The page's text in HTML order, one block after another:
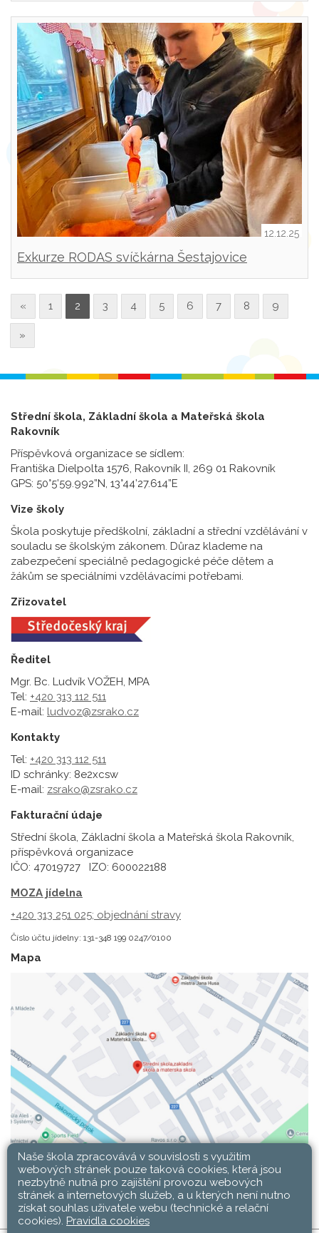
12.12.25
Exkurze RODAS svíčkárna Šestajovice
« 1 2 3 4 5 6 7 8 9
»
Střední škola, Základní škola a Mateřská škola
Rakovník
Příspěvková organizace se sídlem:
Františka Dielpolta 1576, Rakovník II, 269 01 Rakovník
GPS: 50°5’59.992”N, 13°44’27.614”E
Vize školy
Škola poskytuje předškolní, základní a střední vzdělávání v
souladu se školským zákonem. Důraz klademe na
zabezpečení speciálně pedagogické péče dětem a
žákům se speciálními vzdělávacími potřebami.
Zřizovatel
Ředitel
Mgr. Bc. Ludvík VOŽEH, MPA
Tel: +420 313 112 511
E-mail: ludvoz@zsrako.cz
Kontakty
Tel: +420 313 112 511
ID schránky: 8e2xcsw
E-mail: zsrako@zsrako.cz
Fakturační údaje
Střední škola, Základní škola a Mateřská škola Rakovník,
příspěvková organizace
IČO: 47019727 IZO: 600022188
MOZA jídelna
+420 313 251 025; objednání stravy
Číslo účtu jídelny: 131-348 199 0247/0100
Mapa
Naše škola zpracovává v souvislosti s využitím
webových stránek pouze taková cookies, která jsou
nezbytně nutná pro zajištění provozu webových
stránek a internetových služeb, a u kterých není nutno
získat souhlas uživatele webu (technické a relační
cookies). Pravidla cookies